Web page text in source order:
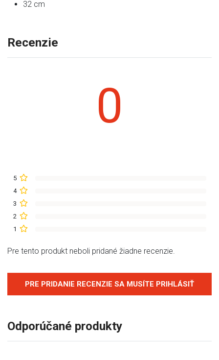
32 cm
Recenzie
0
5
4
3
2
1
Pre tento produkt neboli pridané žiadne recenzie.
PRE PRIDANIE RECENZIE SA MUSÍTE PRIHLÁSIŤ
Odporúčané produkty